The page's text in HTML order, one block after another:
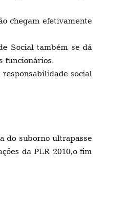
chegam efetivamente
Social também se dá
funcionários.
social
do suborno ultrapasse
da PLR 2010,o fim